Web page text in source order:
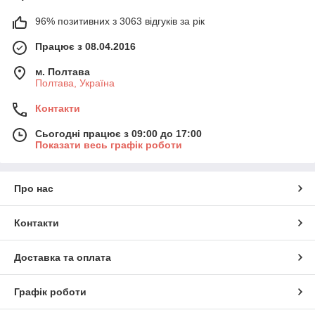
96% позитивних з 3063 відгуків за рік
Працює з 08.04.2016
м. Полтава
Полтава, Україна
Контакти
Сьогодні працює з 09:00 до 17:00
Показати весь графік роботи
Про нас
Контакти
Доставка та оплата
Графік роботи